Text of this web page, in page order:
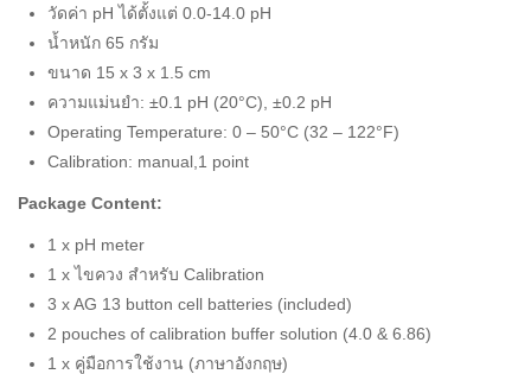
วัดค่า pH ได้ตั้งแต่ 0.0-14.0 pH
น้ำหนัก 65 กรัม
ขนาด 15 x 3 x 1.5 cm
ความแม่นยำ: ±0.1 pH (20°C), ±0.2 pH
Operating Temperature: 0 – 50°C (32 – 122°F)
Calibration: manual,1 point
Package Content:
1 x pH meter
1 x ไขควง สำหรับ Calibration
3 x AG 13 button cell batteries (included)
2 pouches of calibration buffer solution (4.0 & 6.86)
1 x คู่มือการใช้งาน (ภาษาอังกฤษ)